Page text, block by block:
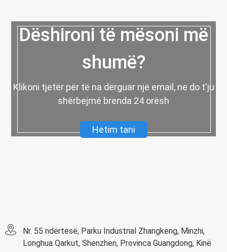
Dëshironi të mësoni më
shumë?
Klikoni tjetër për të na dërguar një email, ne do t'ju
shërbejmë brenda 24 orësh
Hetim tani
Nr. 55 ndërtesë, Parku Industrial Zhangkeng, Minzhi,
Longhua Qarkut, Shenzhen, Provinca Guangdong, Kinë